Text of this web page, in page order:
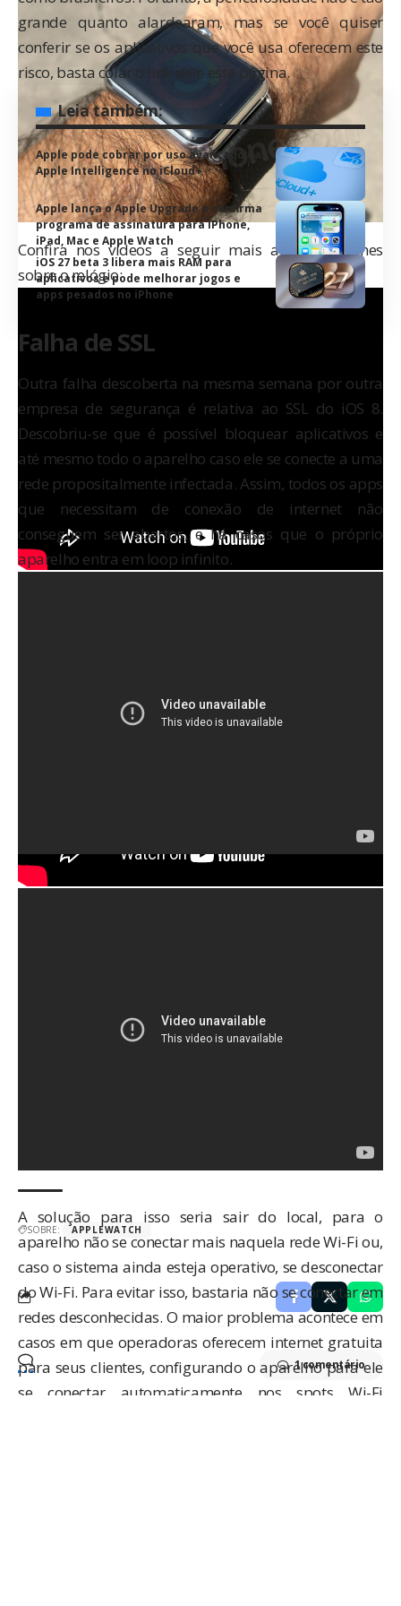
Confira nos vídeos a seguir mais alguns detalhes
sobre o relógio:
SOBRE: APPLEWATCH
1 comentário
grande quanto alardearam, mas se você quiser
conferir se os aplicativos que você usa oferecem este
risco, basta colar o link dele esta página.
Leia também:
Apple pode cobrar por uso avançado da
Apple Intelligence no iCloud+
Apple lança o Apple Upgrade e confirma
programa de assinatura para iPhone,
iPad, Mac e Apple Watch
iOS 27 beta 3 libera mais RAM para
aplicativos e pode melhorar jogos e
apps pesados no iPhone
Falha de SSL
Outra falha descoberta na mesma semana por outra
empresa de segurança é relativa ao SSL do iOS 8.
Descobriu-se que é possível bloquear aplicativos e
até mesmo todo o aparelho caso ele se conecte a uma
rede propositalmente infectada. Assim, todos os apps
que necessitam de conexão de internet não
conseguem ser abertos, e há casos que o próprio
aparelho entra em loop infinito.
A solução para isso seria sair do local, para o
aparelho não se conectar mais naquela rede Wi-Fi ou,
caso o sistema ainda esteja operativo, se desconectar
do Wi-Fi. Para evitar isso, bastaria não se conectar em
redes desconhecidas. O maior problema acontece em
casos em que operadoras oferecem internet gratuita
para seus clientes, configurando o aparelho para ele
se conectar automaticamente nos spots Wi-Fi